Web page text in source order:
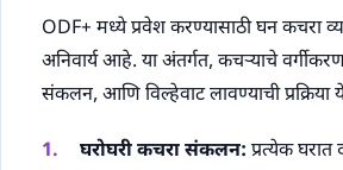
ODF+ मध्ये प्रवेश करण्यासाठी घन कचरा
अनिवार्य आहे. या अंतर्गत, कचऱ्याचे
संकलन, आणि विल्हेवाट लावण्याची प्रक्रिया
घरोघरी कचरा संकलन: प्रत्येक घरात